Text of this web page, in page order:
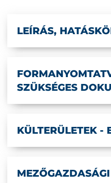
LEÍRÁS,
SZÜKSÉGES
KÜLTERÜLETEK -